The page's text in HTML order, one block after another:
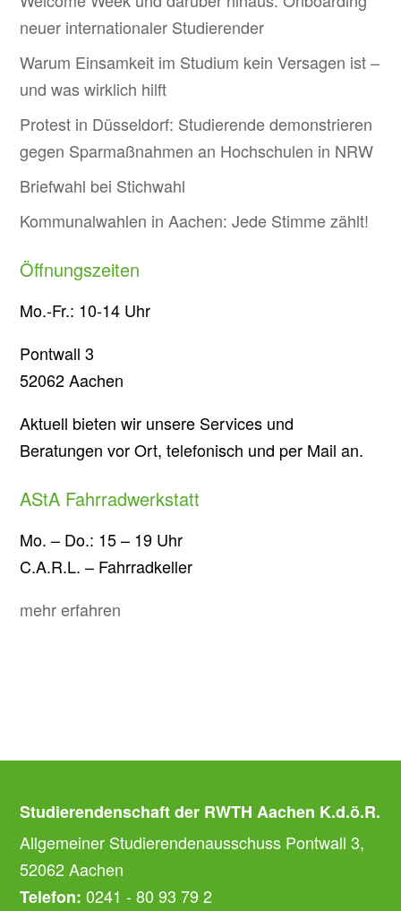
neuer internationaler Studierender
Warum Einsamkeit im Studium kein Versagen ist –
und was wirklich hilft
Protest in Düsseldorf: Studierende demonstrieren
gegen Sparmaßnahmen an Hochschulen in NRW
Briefwahl bei Stichwahl
Kommunalwahlen in Aachen: Jede Stimme zählt!
Öffnungszeiten
Mo.-Fr.: 10-14 Uhr
Pontwall 3
52062 Aachen
Aktuell bieten wir unsere Services und
Beratungen vor Ort, telefonisch und per Mail an.
AStA Fahrradwerkstatt
Mo. – Do.: 15 – 19 Uhr
C.A.R.L. – Fahrradkeller
mehr erfahren
Studierendenschaft der RWTH Aachen K.d.ö.R.
Allgemeiner Studierendenausschuss Pontwall 3,
52062 Aachen
Telefon: 0241 - 80 93 79 2